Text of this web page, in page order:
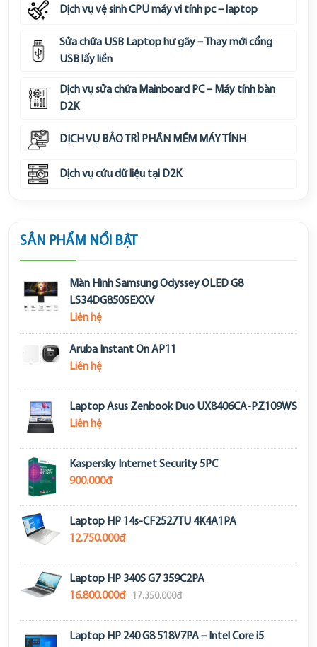
Dịch vụ vệ sinh CPU máy vi tính pc – laptop
Sửa chữa USB Laptop hư gãy – Thay mới cổng
USB lấy liền
Dịch vụ sửa chữa Mainboard PC – Máy tính bàn
D2K
DỊCH VỤ BẢO TRÌ PHẦN MỀM MÁY TÍNH
Dịch vụ cứu dữ liệu tại D2K
SẢN PHẨM NỔI BẬT
Màn Hình Samsung Odyssey OLED G8
LS34DG850SEXXV
Liên hệ
Aruba Instant On AP11
Liên hệ
Laptop Asus Zenbook Duo UX8406CA-PZ109WS
Liên hệ
Kaspersky Internet Security 5PC
900.000đ
Laptop HP 14s-CF2527TU 4K4A1PA
12.750.000đ
Laptop HP 340S G7 359C2PA
16.800.000đ
17.350.000đ
Laptop HP 240 G8 518V7PA – Intel Core i5